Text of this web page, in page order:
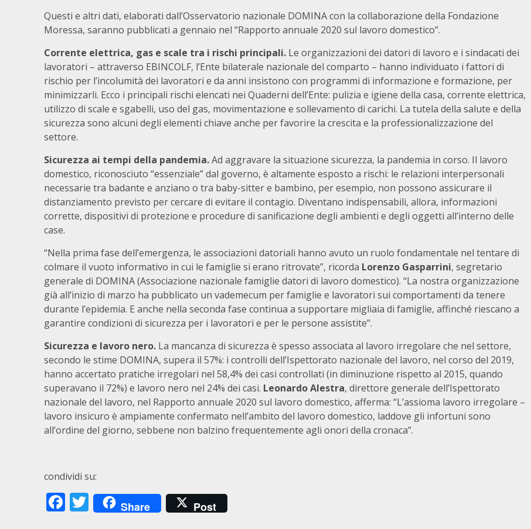
Questi e altri dati, elaborati dall’Osservatorio nazionale DOMINA con la collaborazione della Fondazione
Moressa, saranno pubblicati a gennaio nel “Rapporto annuale 2020 sul lavoro domestico”.
Corrente elettrica, gas e scale tra i rischi principali. Le organizzazioni dei datori di lavoro e i sindacati dei
lavoratori – attraverso EBINCOLF, l’Ente bilaterale nazionale del comparto – hanno individuato i fattori di
rischio per l’incolumità dei lavoratori e da anni insistono con programmi di informazione e formazione, per
minimizzarli. Ecco i principali rischi elencati nei Quaderni dell’Ente: pulizia e igiene della casa, corrente elettrica,
utilizzo di scale e sgabelli, uso del gas, movimentazione e sollevamento di carichi. La tutela della salute e della
sicurezza sono alcuni degli elementi chiave anche per favorire la crescita e la professionalizzazione del
settore.
Sicurezza ai tempi della pandemia.Ad aggravare la situazione sicurezza, la pandemia in corso. Il lavoro
domestico, riconosciuto “essenziale” dal governo, è altamente esposto a rischi: le relazioni interpersonali
necessarie tra badante e anziano o tra baby-sitter e bambino, per esempio, non possono assicurare il
distanziamento previsto per cercare di evitare il contagio. Diventano indispensabili, allora, informazioni
corrette, dispositivi di protezione e procedure di sanificazione degli ambienti e degli oggetti all’interno delle
case.
“Nella prima fase dell’emergenza, le associazioni datoriali hanno avuto un ruolo fondamentale nel tentare di
colmare il vuoto informativo in cui le famiglie si erano ritrovate”, ricorda Lorenzo Gasparrini, segretario
generale di DOMINA (Associazione nazionale famiglie datori di lavoro domestico). “La nostra organizzazione
già all’inizio di marzo ha pubblicato un vademecum per famiglie e lavoratori sui comportamenti da tenere
durante l’epidemia. E anche nella seconda fase continua a supportare migliaia di famiglie, affinché riescano a
garantire condizioni di sicurezza per i lavoratori e per le persone assistite”.
Sicurezza e lavoro nero. La mancanza di sicurezza è spesso associata al lavoro irregolare che nel settore,
secondo le stime DOMINA, supera il 57%: i controlli dell’Ispettorato nazionale del lavoro, nel corso del 2019,
hanno accertato pratiche irregolari nel 58,4% dei casi controllati (in diminuzione rispetto al 2015, quando
superavano il 72%) e lavoro nero nel 24% dei casi. Leonardo Alestra, direttore generale dell’Ispettorato
nazionale del lavoro, nel Rapporto annuale 2020 sul lavoro domestico, afferma: “L’assioma lavoro irregolare –
lavoro insicuro è ampiamente confermato nell’ambito del lavoro domestico, laddove gli infortuni sono
all’ordine del giorno, sebbene non balzino frequentemente agli onori della cronaca”.
condividi su:
Facebook
Twitter
Share Post